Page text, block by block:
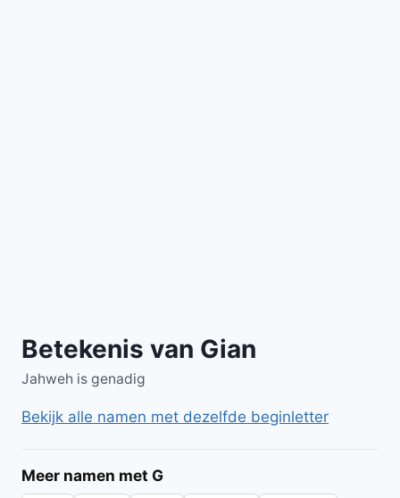
Betekenis van Gian
Jahweh is genadig
Bekijk alle namen met dezelfde beginletter
Meer namen met G